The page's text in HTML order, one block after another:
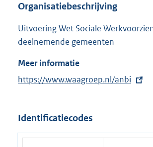
Organisatiebeschrijving
Uitvoering Wet Sociale
deelnemende gemeenten
Meer informatie
E
e
r
https://www.waagroep.nl/anbi
Identificatiecodes